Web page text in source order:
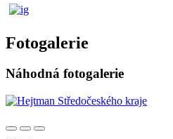
Fotogalerie
Náhodná fotogalerie